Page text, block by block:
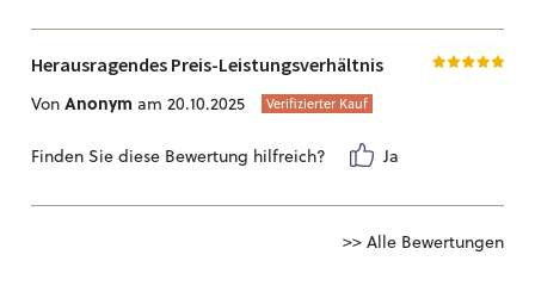
Herausragendes Preis-Leistungsverhältnis
Von Anonym am 20.10.2025 Verifizierter Kauf
Finden Sie diese Bewertung hilfreich? Ja
>> Alle Bewertungen